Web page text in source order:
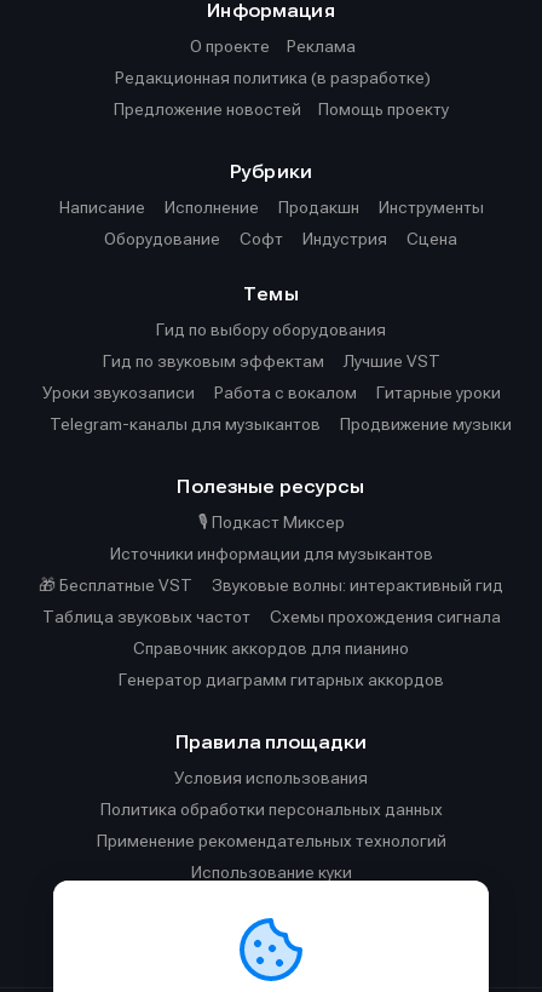
Информация
О проекте
Реклама
Редакционная политика (в разработке)
Предложение новостей
Помощь проекту
Рубрики
Написание
Исполнение Продакшн
Инструменты
Оборудование
Софт Индустрия Сцена
Темы
Гид по выбору оборудования
Гид по звуковым эффектам
Лучшие VST
Уроки звукозаписи
Работа с вокалом
Гитарные уроки
Telegram-каналы для музыкантов
Продвижение музыки
Полезные ресурсы
🎙️ Подкаст Миксер
Источники информации для музыкантов
🎁 Бесплатные VST
Звуковые волны: интерактивный гид
Таблица звуковых частот
Cхемы прохождения сигнала
Справочник аккордов для пианино
Генератор диаграмм гитарных аккордов
Правила площадки
Условия использования
Политика обработки персональных данных
Применение рекомендательных технологий
Использование куки
Правила общения в Телеграм-чате